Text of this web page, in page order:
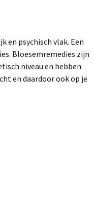
en psychisch vlak. Een
Bloesemremedies zijn
niveau en hebben
en daardoor ook op je